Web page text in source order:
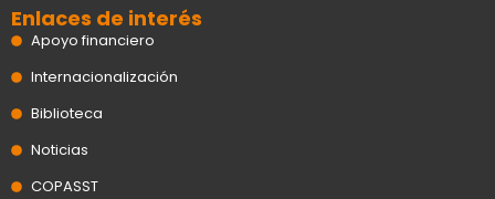
n k e
r
Enlaces de interés
Apoyo financiero
Internacionalización
Biblioteca
Noticias
COPASST